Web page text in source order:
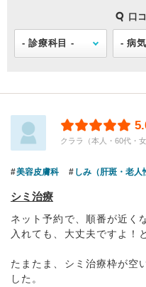
口
クララ（本人・60代・
美容皮膚科 しみ（肝斑・老人
シミ治療
ネット予約で、順番が近く
入れても、大丈夫ですよ！
たまたま、シミ治療枠が空
した。